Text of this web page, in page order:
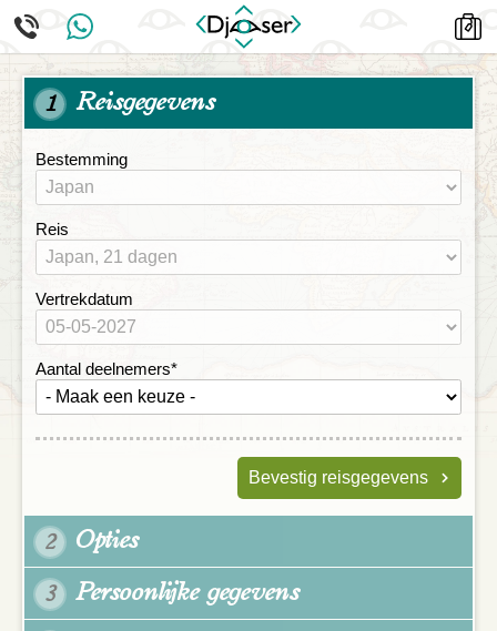
1 Reisgegevens
Bestemming
Reis
Vertrekdatum
Aantal deelnemers*
Bevestig reisgegevens
2 Opties
3 Persoonlijke gegevens